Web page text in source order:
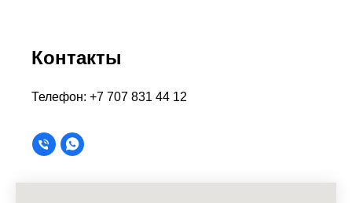
Контакты
Телефон: +7 707 831 44 12